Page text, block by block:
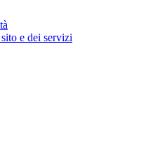
e dei servizi